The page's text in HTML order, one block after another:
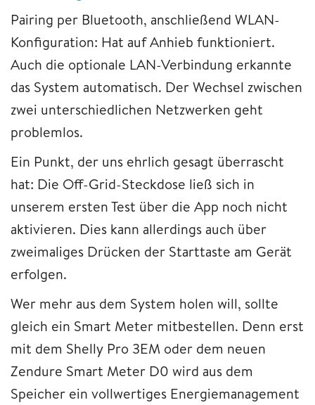
Pairing per Bluetooth, anschließend WLAN-
Konfiguration: Hat auf Anhieb funktioniert.
Auch die optionale LAN-Verbindung erkannte
das System automatisch. Der Wechsel zwischen
zwei unterschiedlichen Netzwerken geht
problemlos.
Ein Punkt, der uns ehrlich gesagt überrascht
hat: Die Off-Grid-Steckdose ließ sich in
unserem ersten Test über die App noch nicht
aktivieren. Dies kann allerdings auch über
zweimaliges Drücken der Starttaste am Gerät
erfolgen.
Wer mehr aus dem System holen will, sollte
gleich ein Smart Meter mitbestellen. Denn erst
mit dem Shelly Pro 3EM oder dem neuen
Zendure Smart Meter D0 wird aus dem
Speicher ein vollwertiges Energiemanagement